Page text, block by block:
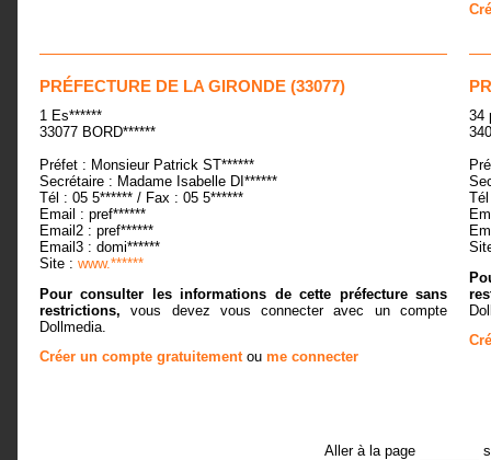
PRÉFECTURE DE LA GIRONDE (33077)
1 Es******
33077 BORD******
Préfet : Monsieur Patrick ST******
Secrétaire : Madame Isabelle DI******
Tél : 05 5****** / Fax : 05 5******
Email : pref******
Email2 : pref******
Email3 : domi******
Site : www.******
Pour consulter les informations de cette préfecture sans
restrictions, vous devez vous connecter avec un compte
Dollmedia.
Créer un compte gratuitementou me connecter
34
Aller à la page